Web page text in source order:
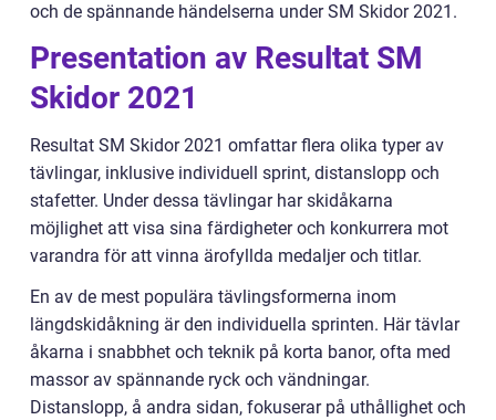
och de spännande händelserna under SM Skidor 2021.
Presentation av Resultat SM
Skidor 2021
Resultat SM Skidor 2021 omfattar flera olika typer av
tävlingar, inklusive individuell sprint, distanslopp och
stafetter. Under dessa tävlingar har skidåkarna
möjlighet att visa sina färdigheter och konkurrera mot
varandra för att vinna ärofyllda medaljer och titlar.
En av de mest populära tävlingsformerna inom
längdskidåkning är den individuella sprinten. Här tävlar
åkarna i snabbhet och teknik på korta banor, ofta med
massor av spännande ryck och vändningar.
Distanslopp, å andra sidan, fokuserar på uthållighet och